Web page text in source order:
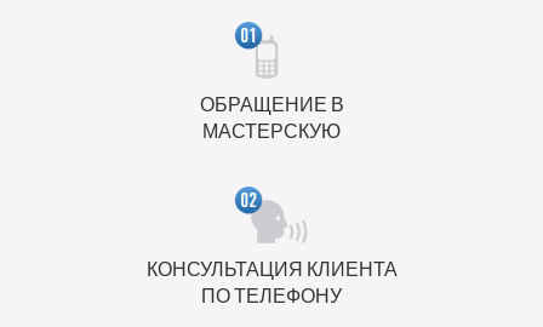
ОБРАЩЕНИЕ В
МАСТЕРСКУЮ
КОНСУЛЬТАЦИЯ КЛИЕНТА
ПО ТЕЛЕФОНУ